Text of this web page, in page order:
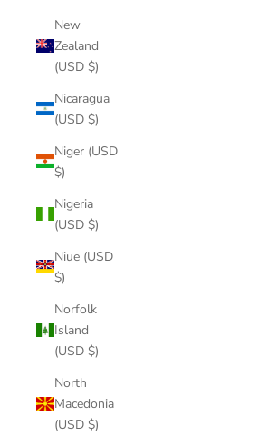
New
Zealand
(USD $)
Nicaragua
(USD $)
Niger (USD
$)
Nigeria
(USD $)
Niue (USD
$)
Norfolk
Island
(USD $)
North
Macedonia
(USD $)